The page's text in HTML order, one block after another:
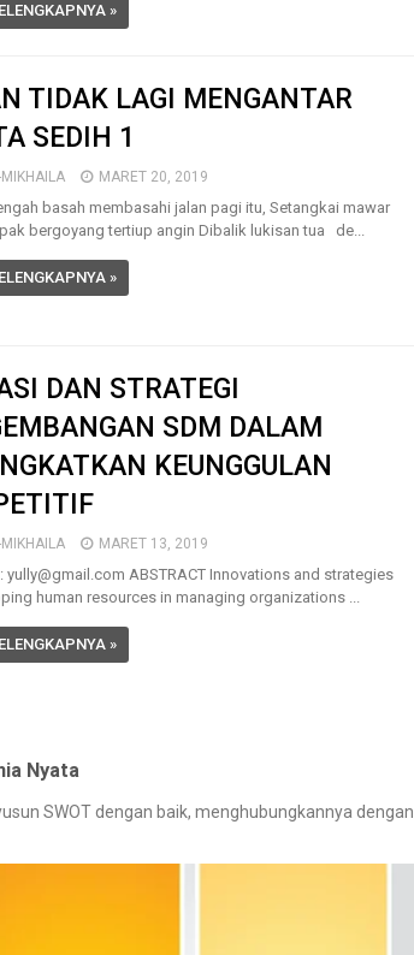
»
TIDAK LAGI MENGANTAR
SEDIH 1
MIKHAILA MARET 20, 2019
basah membasahi jalan pagi itu, Setangkai mawar
bergoyang tertiup angin Dibalik lukisan tua de...
»
DAN STRATEGI
SDM DALAM
KEUNGGULAN
MIKHAILA MARET 13, 2019
: yully@gmail.com ABSTRACT Innovations and strategies
human resources in managing organizations ...
»
Nyata
SWOT dengan baik, menghubungkannya dengan